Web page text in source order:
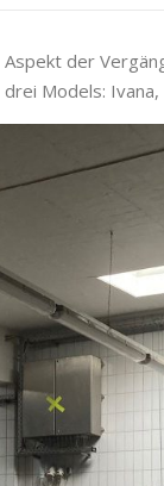
der
Models: